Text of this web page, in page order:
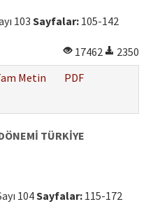
103 Sayfalar: 105-142
17462
2350
Metin
PDF
TÜRKİYE
104Sayfalar: 115-172